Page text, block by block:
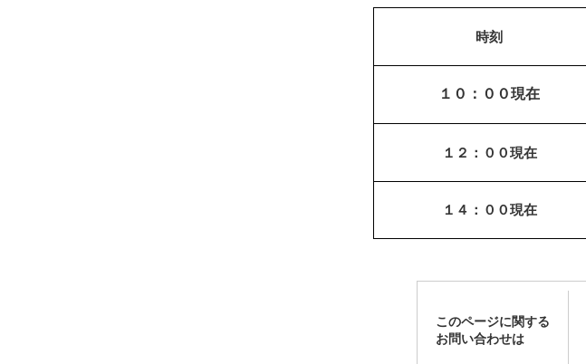
時刻
１０：００現在
１２：００現在
１４：００現在
このページに関する
お問い合わせは